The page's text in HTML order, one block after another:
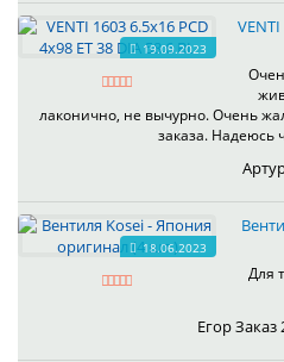
19.09.2023
лаконично, не вычурно. Очень
заказа. Надеюсь
18.06.2023
Для
Егор Заказ